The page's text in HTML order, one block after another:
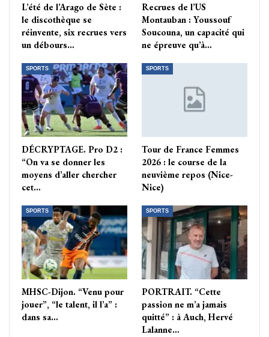
L’été de l’Arago de Sète :
le discothèque se
réinvente, six recrues vers
un débours…
Recrues de l’US
Montauban : Youssouf
Soucouna, un capacité qui
ne épreuve qu’à…
SPORTS
DÉCRYPTAGE. Pro D2 :
“On va se donner les
moyens d’aller chercher
cet…
SPORTS
Tour de France Femmes
2026 : le course de la
neuvième repos (Nice-
Nice)
SPORTS
MHSC-Dijon. “Venu pour
jouer”, “le talent, il l’a” :
dans sa…
SPORTS
PORTRAIT. “Cette
passion ne m’a jamais
quitté” : à Auch, Hervé
Lalanne…